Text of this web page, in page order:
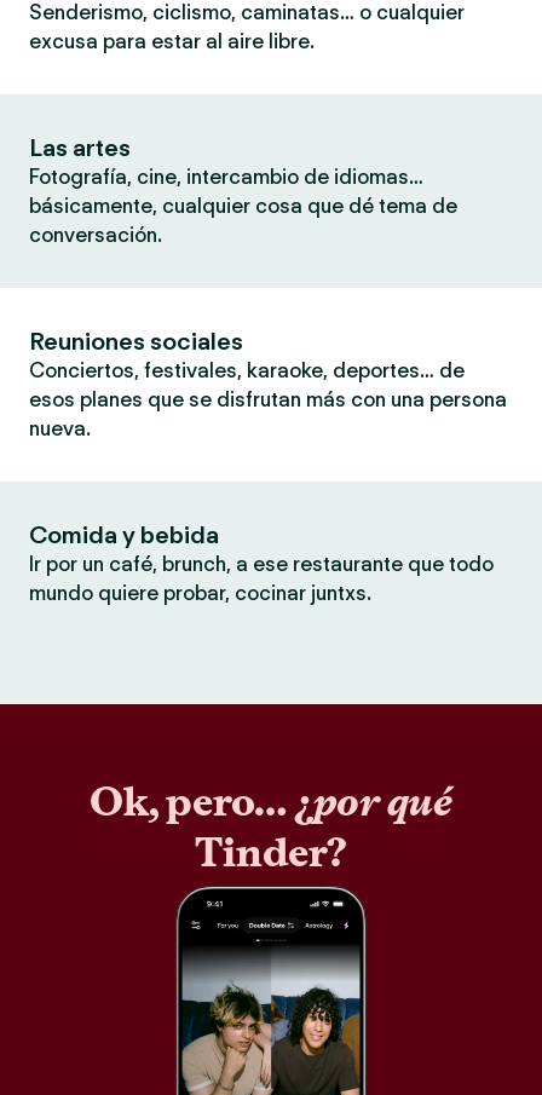
Senderismo, ciclismo, caminatas… o cualquier
excusa para estar al aire libre.
Las artes
Fotografía, cine, intercambio de idiomas…
básicamente, cualquier cosa que dé tema de
conversación.
Reuniones sociales
Conciertos, festivales, karaoke, deportes… de
esos planes que se disfrutan más con una persona
nueva.
Comida y bebida
Ir por un café, brunch, a ese restaurante que todo
mundo quiere probar, cocinar juntxs.
Ok, pero… ¿por qué
Tinder?